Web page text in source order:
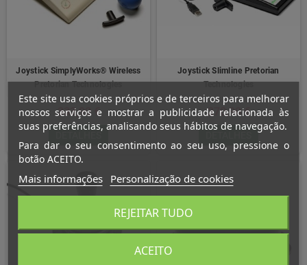
Joystick SimplyWorks® Wireless
Pretorian Technologies
333,90 €
Joystick Slimline Pretorian
Technologies
270,90 €
Este site usa cookies próprios e de terceiros para melhorar
nossos serviços e mostrar a publicidade relacionada às
suas preferências, analisando seus hábitos de navegação.
Para dar o seu consentimento ao seu uso, pressione o
botão ACEITO.
Mais informações Personalização de cookies
REJEITAR TUDO
ACEITO